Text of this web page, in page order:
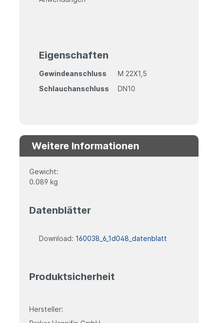
Eigenschaften
Gewindeanschluss
M 22X1,5
Schlauchanschluss
DN10
Weitere Informationen
Gewicht:
0.089 kg
Datenblätter
Download: 160038_6_1d048_datenblatt
Produktsicherheit
Hersteller: